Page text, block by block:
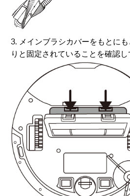
3. メインブラシカバーをもとに
りと固定されていることを確認し